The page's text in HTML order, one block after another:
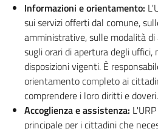
Informazioni e orientamento:
sui servizi offerti dal comune,
amministrative, sulle modalità di
sugli orari di apertura degli
disposizioni vigenti. È
orientamento completo ai
comprendere i loro diritti e doveri.
Accoglienza e assistenza:
principale per i cittadini che